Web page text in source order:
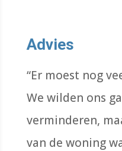
Advies
“Er moest nog
We wilden ons
verminderen,
van de woning